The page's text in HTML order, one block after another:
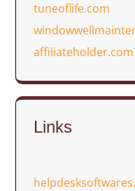
tuneoflife.com
affiliateholder.com
Links